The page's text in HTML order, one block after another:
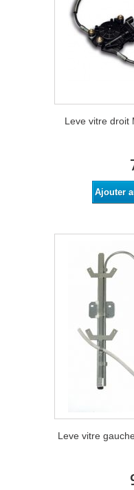
Leve vitre droit
Ajouter
Leve vitre